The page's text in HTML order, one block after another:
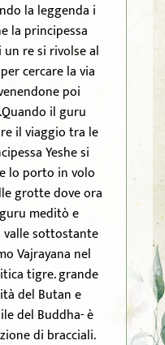
la leggenda i
la principessa
un re si rivolse al
cercare la via
poi
il guru
il viaggio tra le
Yeshe si
lo porto in volo
grotte dove ora
meditò e
valle sottostante
Vajrayana nel
tigre. grande
del Butan e
del Buddha- è
di bracciali.